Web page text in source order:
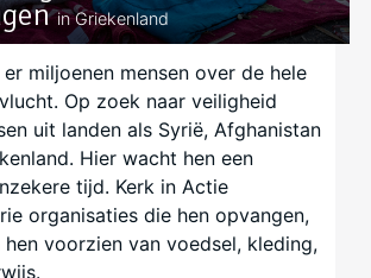
in Griekenland
miljoenen mensen over de hele
Op zoek naar veiligheid
uit landen als Syrië, Afghanistan
Hier wacht hen een
tijd. Kerk in Actie
organisaties die hen opvangen,
hen voorzien van voedsel, kleding,